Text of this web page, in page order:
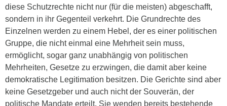
diese Schutzrechte nicht nur (für die meisten) abgeschafft,
sondern in ihr Gegenteil verkehrt. Die Grundrechte des
Einzelnen werden zu einem Hebel, der es einer politischen
Gruppe, die nicht einmal eine Mehrheit sein muss,
ermöglicht, sogar ganz unabhängig von politischen
Mehrheiten, Gesetze zu erzwingen, die damit aber keine
demokratische Legitimation besitzen. Die Gerichte sind aber
keine Gesetzgeber und auch nicht der Souverän, der
politische Mandate erteilt. Sie wenden bereits bestehende